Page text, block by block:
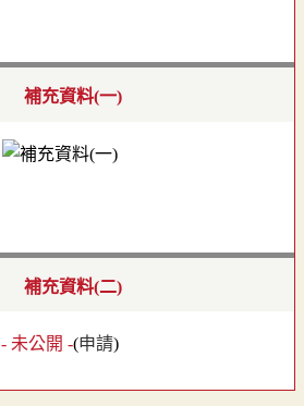
補充資料(一)
補充資料(二)
- 未公開 -(申請)